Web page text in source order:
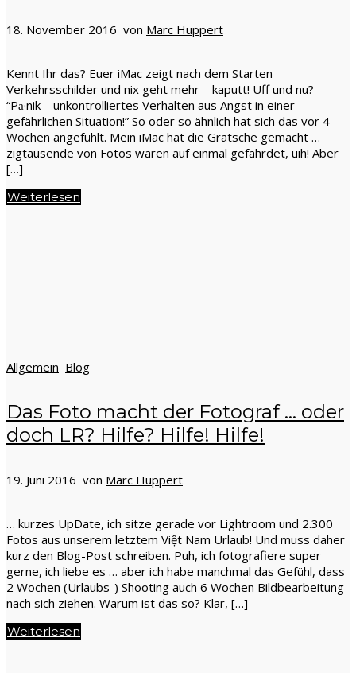
18. November 2016 von Marc Huppert
Kennt Ihr das? Euer iMac zeigt nach dem Starten
Verkehrsschilder und nix geht mehr – kaputt! Uff und nu?
“Pa̱·nik – unkontrolliertes Verhalten aus Angst in einer
gefährlichen Situation!” So oder so ähnlich hat sich das vor 4
Wochen angefühlt. Mein iMac hat die Grätsche gemacht …
zigtausende von Fotos waren auf einmal gefährdet, uih! Aber
[…]
Weiterlesen
Allgemein Blog
Das Foto macht der Fotograf … oder
doch LR? Hilfe? Hilfe! Hilfe!
19. Juni 2016 von Marc Huppert
… kurzes UpDate, ich sitze gerade vor Lightroom und 2.300
Fotos aus unserem letztem Việt Nam Urlaub! Und muss daher
kurz den Blog-Post schreiben. Puh, ich fotografiere super
gerne, ich liebe es … aber ich habe manchmal das Gefühl, dass
2 Wochen (Urlaubs-) Shooting auch 6 Wochen Bildbearbeitung
nach sich ziehen. Warum ist das so? Klar, […]
Weiterlesen